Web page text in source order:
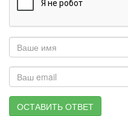
ОСТАВИТЬ ОТВЕТ